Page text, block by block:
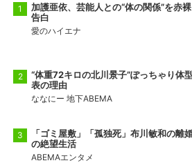
加護亜依、芸能人との“体の関係”を赤裸
告白
愛のハイエナ
“体重72キロの北川景子”ぽっちゃり体
表の理由
ななにー 地下ABEMA
「ゴミ屋敷」「孤独死」布川敏和の離
の絶望生活
ABEMAエンタメ